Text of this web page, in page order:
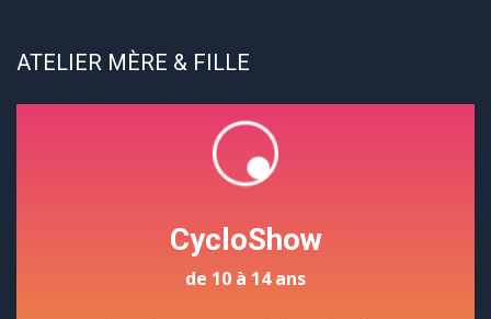
ATELIER MÈRE & FILLE
CycloShow
de 10 à 14 ans